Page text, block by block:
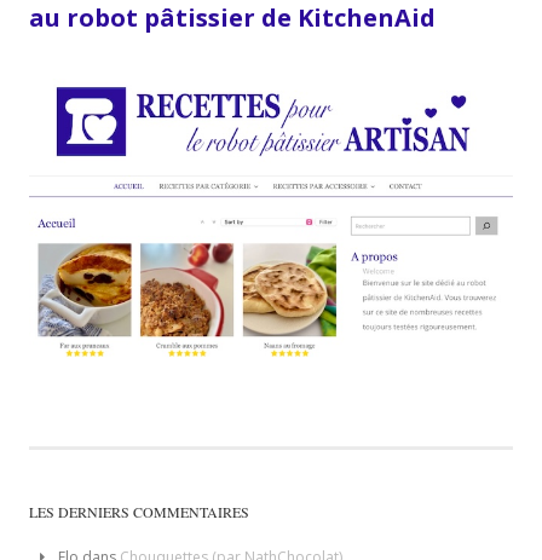
au robot pâtissier de KitchenAid
LES DERNIERS COMMENTAIRES